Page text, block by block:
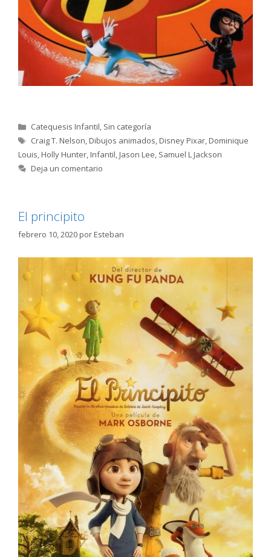
Categorías
Catequesis Infantil, Sin categoría
Etiquetas
Craig T. Nelson,Dibujos animados,Disney Pixar,Dominique
Louis,Holly Hunter,Infantil,Jason Lee, Samuel L Jackson
Deja un comentario
El principito
febrero 10, 2020porEsteban